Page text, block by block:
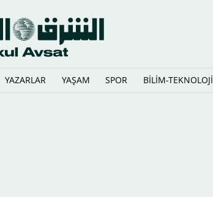
YAZARLAR YAŞAM SPOR BİLİM-TEKNOLOJİ